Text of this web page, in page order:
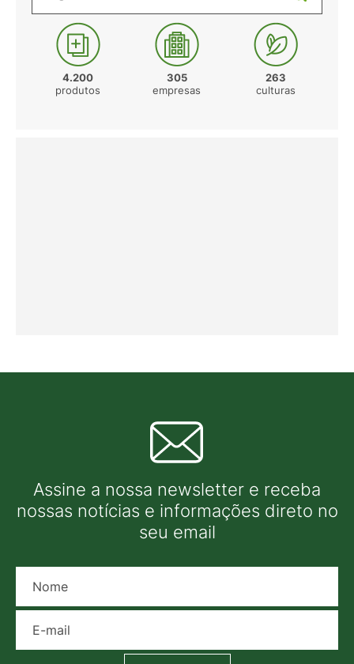
4.200
produtos
305
empresas
263
culturas
Assine a nossa newsletter e receba
nossas notícias e informações direto no
seu email